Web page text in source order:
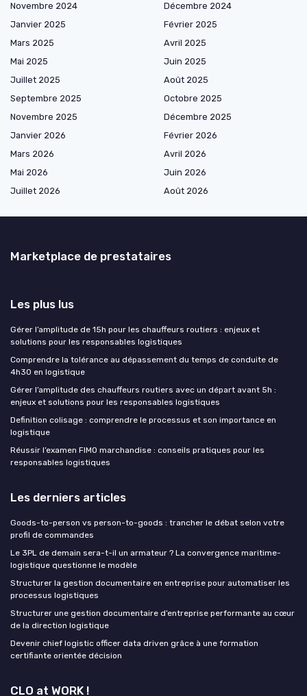
Novembre 2024
Décembre 2024
Janvier 2025
Février 2025
Mars 2025
Avril 2025
Mai 2025
Juin 2025
Juillet 2025
Août 2025
Septembre 2025
Octobre 2025
Novembre 2025
Décembre 2025
Janvier 2026
Février 2026
Mars 2026
Avril 2026
Mai 2026
Juin 2026
Juillet 2026
Août 2026
Marketplace de prestataires
Les plus lus
Gérer l’amplitude de 15h pour les chauffeurs routiers : enjeux et
solutions pour les responsables logistiques
Comprendre la tolérance au dépassement du temps de conduite de
4h30 en logistique
Gérer l’amplitude des chauffeurs routiers avec un départ avant 5h :
enjeux et solutions pour les responsables logistiques
Definition colisage : comprendre le processus et son importance en
logistique
Réussir l’examen FIMO marchandise : conseils pratiques pour les
responsables logistiques
Les derniers articles
Goods-to-person vs person-to-goods : trancher le débat selon votre
profil de commandes
Le 3PL de demain sera-t-il un armateur ? La convergence maritime-
logistique questionne le modèle
Structurer la gestion documentaire en entreprise pour automatiser les
processus logistiques
Structurer une gestion documentaire d’entreprise performante au cœur
de la direction logistique
Devenir chief logistic officer data driven grâce à une formation
certifiante orientée décision
CLO at WORK !